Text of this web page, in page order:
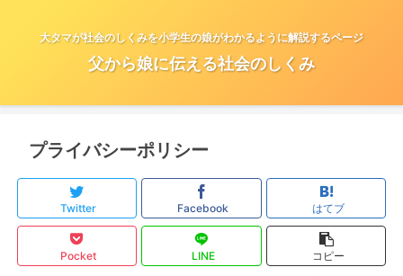
大タマが社会のしくみを小学生の娘がわかるように解説するページ
父から娘に伝える社会のしくみ
プライバシーポリシー
Twitter Facebook はてブ
Pocket LINE コピー